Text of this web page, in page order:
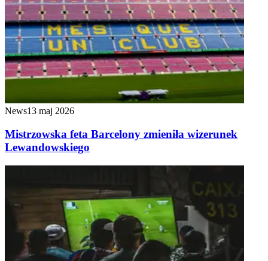
News13 maj 2026
Mistrzowska feta Barcelony zmieniła wizerunek
Lewandowskiego